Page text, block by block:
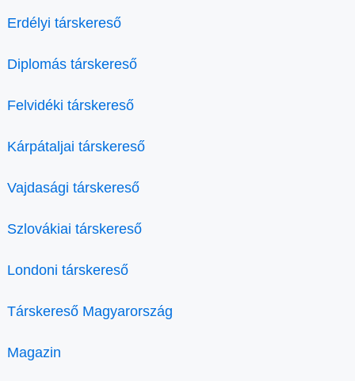
Erdélyi társkereső
Diplomás társkereső
Felvidéki társkereső
Kárpátaljai társkereső
Vajdasági társkereső
Szlovákiai társkereső
Londoni társkereső
Társkereső Magyarország
Magazin